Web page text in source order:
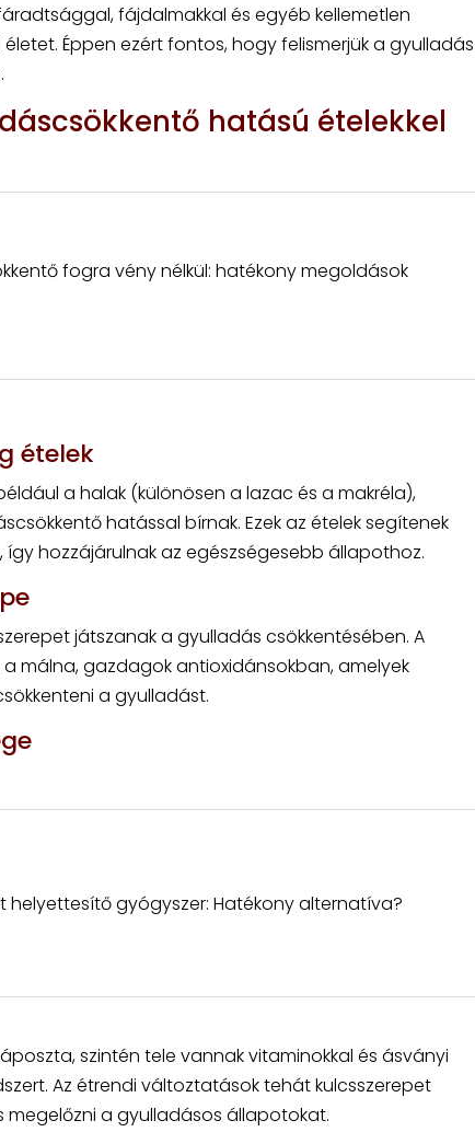
fájdalmakkal és egyéb kellemetlen
Éppen ezért fontos, hogy felismerjük a gyulladás
hatású ételekkel
fogra vény nélkül: hatékony megoldások
ételek
a halak (különösen a lazac és a makréla),
hatással bírnak. Ezek az ételek segítenek
hozzájárulnak az egészségesebb állapothoz.
játszanak a gyulladás csökkentésében. A
málna, gazdagok antioxidánsokban, amelyek
a gyulladást.
helyettesítő gyógyszer: Hatékony alternatíva?
szintén tele vannak vitaminokkal és ásványi
Az étrendi változtatások tehát kulcsszerepet
a gyulladásos állapotokat.